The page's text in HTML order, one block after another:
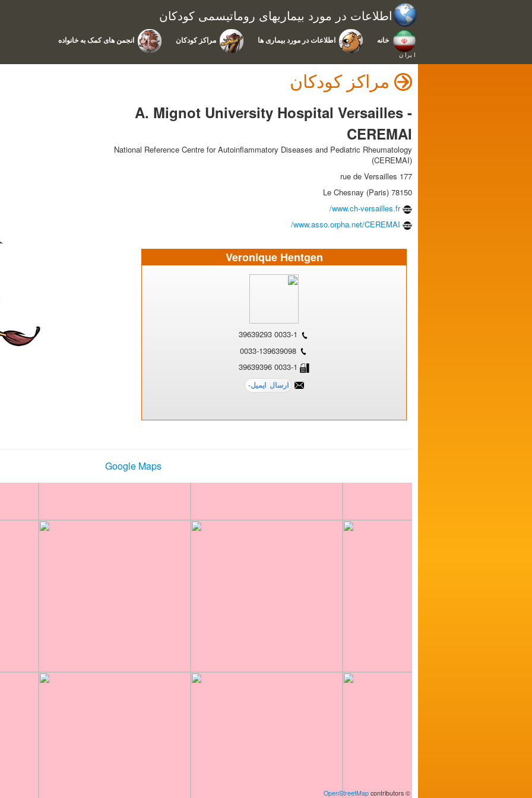
اطلاعات در مورد بیماریهای روماتیسمی کودکان
خانه
ا يرا ن
اطلاعات در مورد بیماری ها مراکز کودکان انجمن های کمک به خانواده
مراکز کودکان
A. Mignot University Hospital Versailles -
CEREMAI
National Reference Centre for Autoinflammatory Diseases and Pediatric Rheumatology
(CEREMAI)
177 rue de Versailles
78150 Le Chesnay (Paris)
www.ch-versailles.fr/
www.asso.orpha.net/CEREMAI/
Veronique Hentgen
0033-1 39639396
Google Maps
©
OpenStreetMap contributors